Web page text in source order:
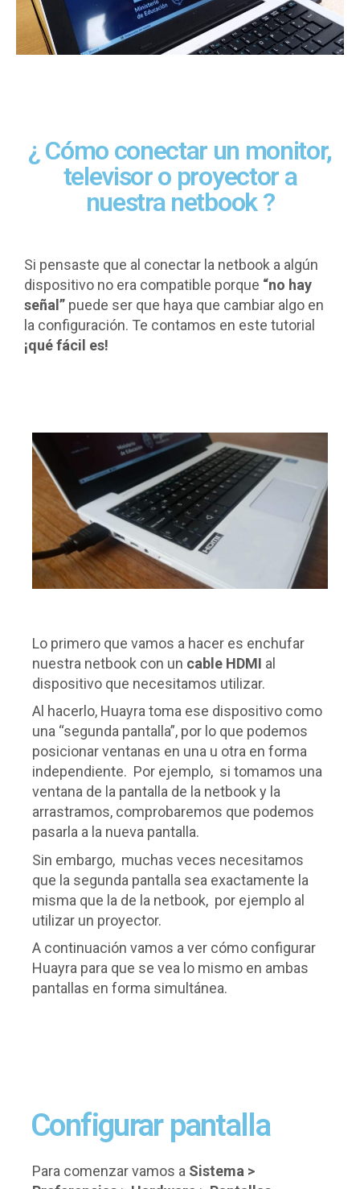
¿ Cómo conectar un monitor,
televisor o proyector a
nuestra netbook ?
Si pensaste que al conectar la netbook a algún
dispositivo no era compatible porque “no hay
señal” puede ser que haya que cambiar algo en
la configuración. Te contamos en este tutorial
¡qué fácil es!
Lo primero que vamos a hacer es enchufar
nuestra netbook con un cable HDMI al
dispositivo que necesitamos utilizar.
Al hacerlo, Huayra toma ese dispositivo como
una “segunda pantalla”, por lo que podemos
posicionar ventanas en una u otra en forma
independiente. Por ejemplo, si tomamos una
ventana de la pantalla de la netbook y la
arrastramos, comprobaremos que podemos
pasarla a la nueva pantalla.
Sin embargo, muchas veces necesitamos
que la segunda pantalla sea exactamente la
misma que la de la netbook, por ejemplo al
utilizar un proyector.
A continuación vamos a ver cómo configurar
Huayra para que se vea lo mismo en ambas
pantallas en forma simultánea.
Configurar pantalla
Para comenzar vamos a Sistema >